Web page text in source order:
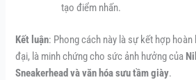
tạo điểm nhấn.
Kết luận: Phong cách này là sự kết hợp
đại, là minh chứng cho sức ảnh hưởng của
Sneakerhead và văn hóa sưu tầm giày.